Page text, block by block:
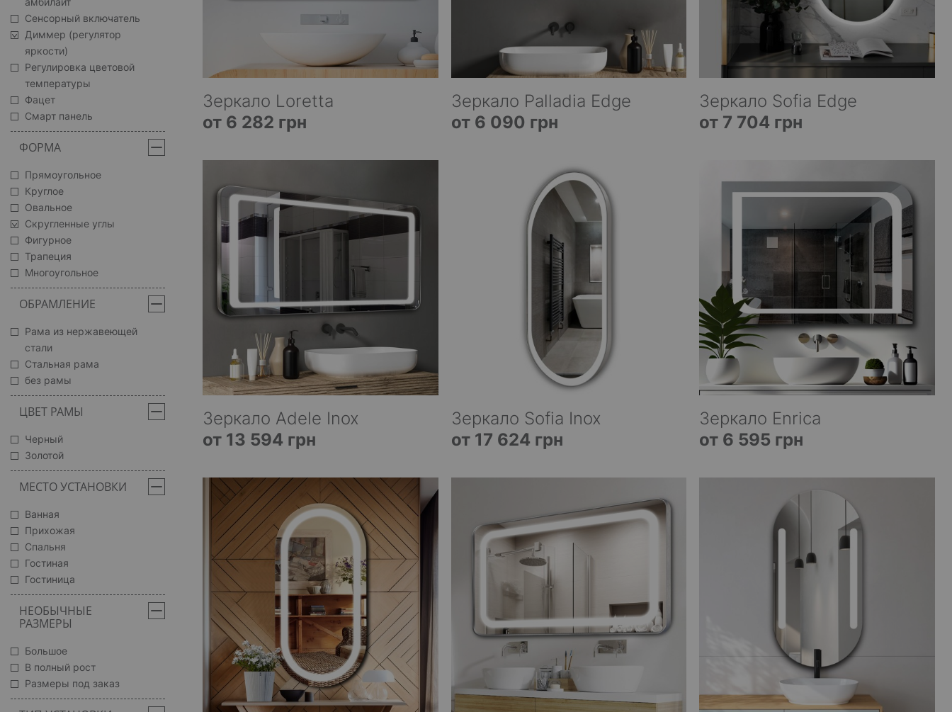
Сенсорный включатель
Диммер (регулятор
яркости)
Регулировка цветовой
температуры
Фацет
Смарт панель
ФОРМА
Прямоугольное
Круглое
Овальное
Скругленные углы
Фигурное
Трапеция
Многоугольное
ОБРАМЛЕНИЕ
Рама из нержавеющей
стали
Стальная рама
без рамы
ЦВЕТ РАМЫ
Черный
Золотой
МЕСТО УСТАНОВКИ
Ванная
Прихожая
Спальня
Гостиная
Гостиница
НЕОБЫЧНЫЕ
РАЗМЕРЫ
Большое
В полный рост
Размеры под заказ
Зеркало Loretta
от 6 282 грн
Зеркало Palladia Edge
от 6 090 грн
Зеркало Sofia Edge
от 7 704 грн
Зеркало Adele Inox
от 13 594 грн
Зеркало Sofia Inox
от 17 624 грн
Зеркало Enrica
от 6 595 грн